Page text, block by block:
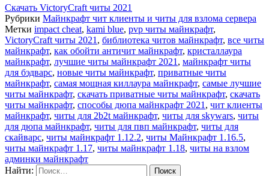
Скачать VictoryCraft читы 2021
Рубрики Майнкрафт чит клиенты и читы для взлома сервера
Метки impact cheat, kami blue, pvp читы майнкрафт,
VictoryCraft читы 2021 , библиотека читов майнкрафт, все читы
майнкрафт, как обойти античит майнкрафт, кристаллаура
майнкрафт, лучшие читы майнкрафт 2021 , майнкрафт читы
для бэдварс, новые читы майнкрафт, приватные читы
майнкрафт, самая мощная киллаура майнкрафт, самые лучшие
читы майнкрафт, скачать приватные читы майнкрафт, скачать
читы майнкрафт, способы дюпа майнкрафт 2021 , чит клиенты
майнкрафт, читы для 2b2t майнкрафт, читы для skywars, читы
для дюпа майнкрафт, читы для пвп майнкрафт, читы для
скайварс, читы майнкрафт 1.12.2, читы Майнкрафт 1.16.5,
читы майнкрафт 1.17, читы майнкрафт 1.18, читы на взлом
админки майнкрафт
Найти: